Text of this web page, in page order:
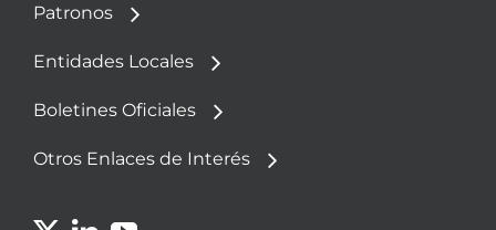
Patronos
Entidades Locales
Boletines Oficiales
Otros Enlaces de Interés